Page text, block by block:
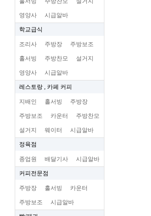
영양사 시급알바
학교급식
조리사 주방장 주방보조
홀서빙 주방찬모 설거지
영양사 시급알바
레스토랑 , 카페 커피
지배인 홀서빙 주방장
주방보조 카운터 주방찬모
설거지 웨이터 시급알바
정육점
종업원 배달기사 시급알바
커피전문점
주방장 홀서빙 카운터
주방보조 시급알바